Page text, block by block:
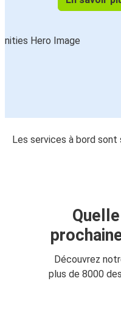
Les services à bord
Découvrez
plus de 8000